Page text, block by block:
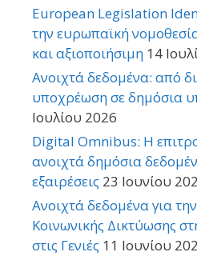
European Legislation
την ευρωπαϊκή
και αξιοποιήσιμη 14
Ανοιχτά δεδομένα: από
υποχρέωση σε δημόσια
Ιουλίου 2026
Digital Omnibus: Η
ανοιχτά δημόσια
εξαιρέσεις 23 Ιουνίου
Ανοιχτά δεδομένα για
Κοινωνικής Δικτύωσης
στις Γενιές 11 Ιουνίου